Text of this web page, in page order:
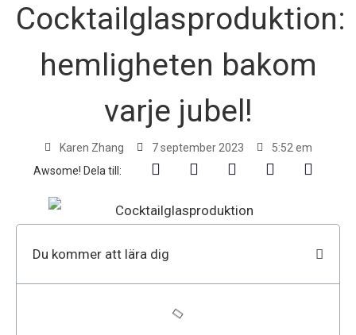
Cocktailglasproduktion:
hemligheten bakom
varje jubel!
Karen Zhang 7 september 2023
5:52 em
Awsome! Dela till:
Du kommer att lära dig